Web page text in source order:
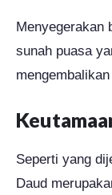
Menyegerakan
sunah puasa
Seperti yang
Daud